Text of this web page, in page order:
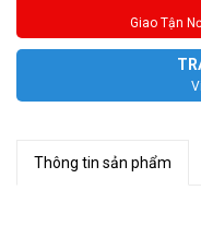
Giao Tận
Thông tin sản phẩm